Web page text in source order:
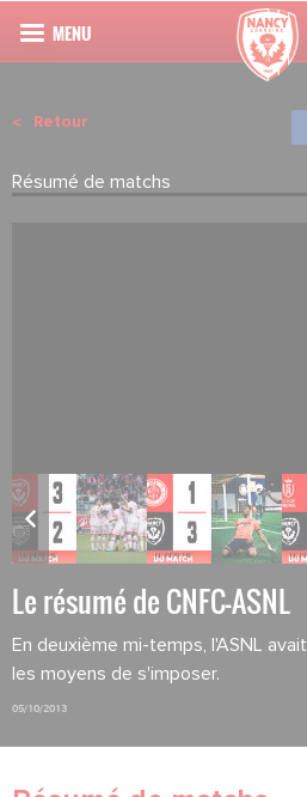
Retour
Résumé de matchs
Le résumé de CNFC-ASNL
En deuxième mi-temps, l'ASNL avait
les moyens de s'imposer.
05/10/2013